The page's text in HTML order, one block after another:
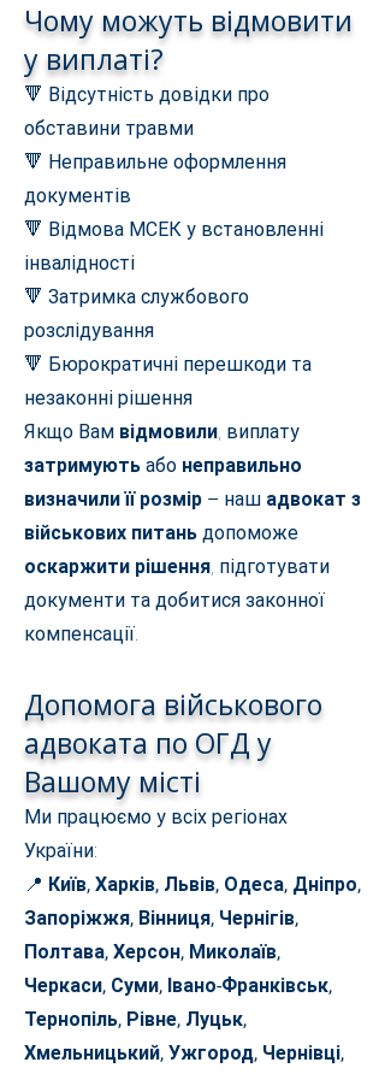
Чому можуть відмовити
у виплаті?
🔻 Відсутність довідки про
обставини травми
🔻 Неправильне оформлення
документів
🔻 Відмова МСЕК у встановленні
інвалідності
🔻 Затримка службового
розслідування
🔻 Бюрократичні перешкоди та
незаконні рішення
Якщо Вам відмовили, виплату
затримують або неправильно
визначили її розмір – наш адвокат з
військових питань допоможе
оскаржити рішення, підготувати
документи та добитися законної
компенсації.
Допомога військового
адвоката по ОГД у
Вашому місті
Ми працюємо у всіх регіонах
України:
📍 Київ, Харків, Львів, Одеса, Дніпро,
Запоріжжя, Вінниця, Чернігів,
Полтава, Херсон, Миколаїв,
Черкаси, Суми, Івано-Франківськ,
Тернопіль, Рівне, Луцьк,
Хмельницький, Ужгород, Чернівці,